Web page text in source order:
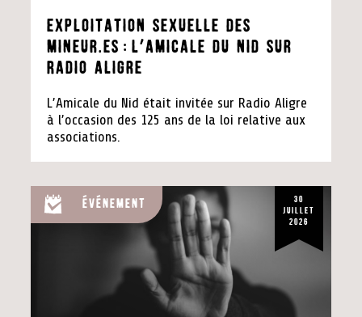
exploitation sexuelle des
mineur.es:L’Amicale du Nid sur
Radio Aligre
L’Amicale du Nid était invitée sur Radio Aligre
à l’occasion des 125 ans de la loi relative aux
associations.
Événement
30
juillet
2026